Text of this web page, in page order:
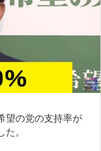
望の党の支持率が
。